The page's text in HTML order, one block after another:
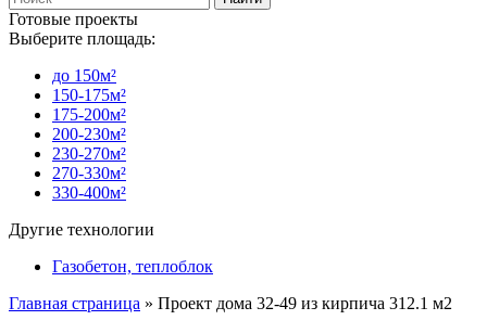
Готовые проекты
Выберите площадь:
до 150м²
150-175м²
175-200м²
200-230м²
230-270м²
270-330м²
330-400м²
Другие технологии
Газобетон, теплоблок
Главная страница » Проект дома 32-49 из кирпича 312.1 м2